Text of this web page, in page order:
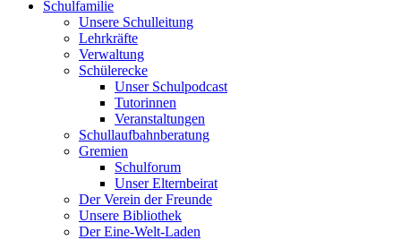
Schulfamilie
Unsere Schulleitung
Lehrkräfte
Verwaltung
Schülerecke
Unser Schulpodcast
Tutorinnen
Veranstaltungen
Schullaufbahnberatung
Gremien
Schulforum
Unser Elternbeirat
Der Verein der Freunde
Unsere Bibliothek
Der Eine-Welt-Laden